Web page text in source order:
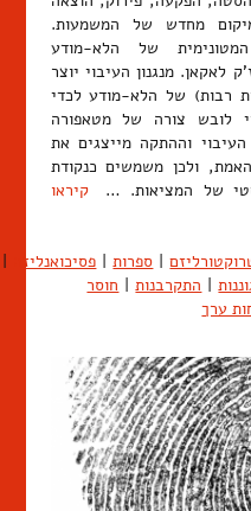
מחדש של המשמעות.
של הלא-מודע
לאקאן. מנגנון העיבוי יוצר
רבות) של הלא-מודע לכדי
לובש צורה של מטאפורה
וההתקה מייצגים את
ולכן משמשים כנקודת
של המציאות. …קיראו
ספרות פסיכואנליזה
התקרבנות
חוסר
ערך